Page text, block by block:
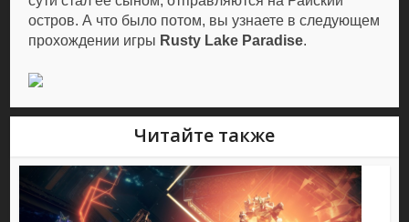
остров. А что было потом, вы узнаете в следующем
прохождении игры Rusty Lake Paradise.
Читайте также